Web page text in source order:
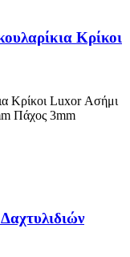
Κρίκοι
Κρίκοι Luxor Ασήμι
Πάχος 3mm